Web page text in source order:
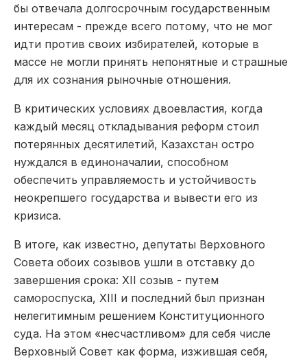
бы отвечала долгосрочным государственным
интересам -­ прежде всего потому, что не мог
идти против своих избирателей, которые в
массе не могли принять непонятные и страшные
для их сознания рыночные отношения.
В критических условиях двое­властия, когда
каждый месяц откладывания реформ стоил
потерянных десятилетий, Казахстан остро
нуждался в единоначалии, способном
обеспечить управляемость и устойчивость
неокрепшего государства и вывести его из
кризиса.
В итоге, как известно, депутаты Верховного
Совета обоих созывов ушли в отставку до
завершения срока: XII созыв ­- путем
самороспуска, XIII и последний был признан
нелегитимным решением Конституционного
суда. На этом «несчастливом» для себя числе
Верховный Совет как форма, изжившая себя,